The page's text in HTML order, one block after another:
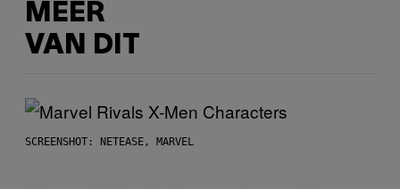
MEER
VAN DIT
SCREENSHOT: NETEASE, MARVEL